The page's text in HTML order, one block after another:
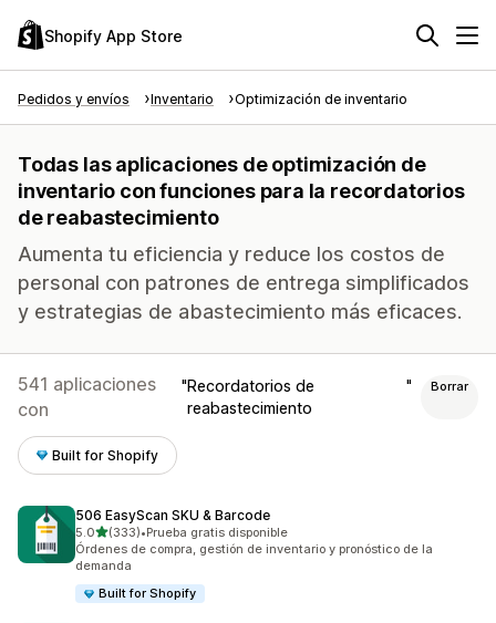
Shopify App Store
Pedidos y envíos Inventario Optimización de inventario
Todas las aplicaciones de optimización de
inventario con funciones para la recordatorios
de reabastecimiento
Aumenta tu eficiencia y reduce los costos de
personal con patrones de entrega simplificados
y estrategias de abastecimiento más eficaces.
541 aplicaciones
con
Recordatorios de
reabastecimiento
Borrar
Built for Shopify
506 EasyScan SKU & Barcode
5.0de 5 estrellas
(333)
333 reseñas en total
•Prueba gratis disponible
Órdenes de compra, gestión de inventario y pronóstico de la
demanda
Built for Shopify